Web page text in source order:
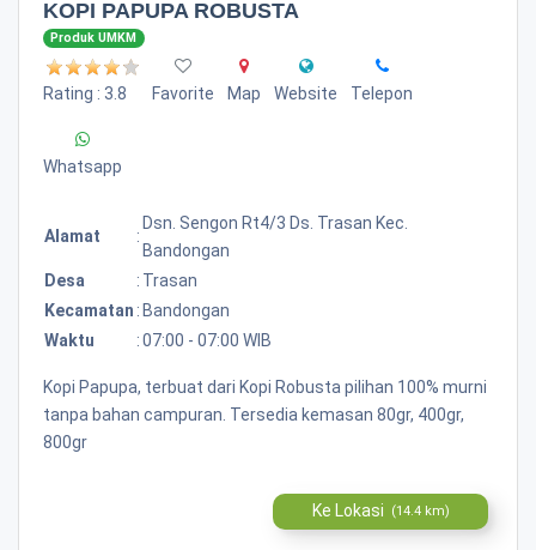
KOPI PAPUPA ROBUSTA
Produk UMKM
Rating : 3.8 Favorite Map Website Telepon
Whatsapp
Alamat :
Dsn. Sengon Rt4/3 Ds. Trasan Kec.
Bandongan
Desa
: Trasan
Kecamatan : Bandongan
Waktu
:07:00 - 07:00 WIB
Kopi Papupa, terbuat dari Kopi Robusta pilihan 100% murni
tanpa bahan campuran. Tersedia kemasan 80gr, 400gr,
800gr
Ke Lokasi (14.4 km)